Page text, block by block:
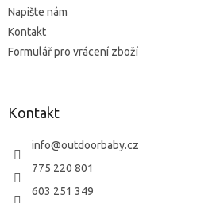
Napište nám
Kontakt
Formulář pro vrácení zboží
Kontakt
info@outdoorbaby.cz
775 220 801
603 251 349